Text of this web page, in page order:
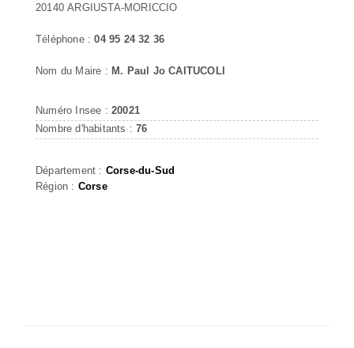
20140 ARGIUSTA-MORICCIO
Téléphone :04 95 24 32 36
Nom du Maire : M. Paul Jo CAITUCOLI
Numéro Insee : 20021
Nombre d'habitants :76
Département : Corse-du-Sud
Région : Corse